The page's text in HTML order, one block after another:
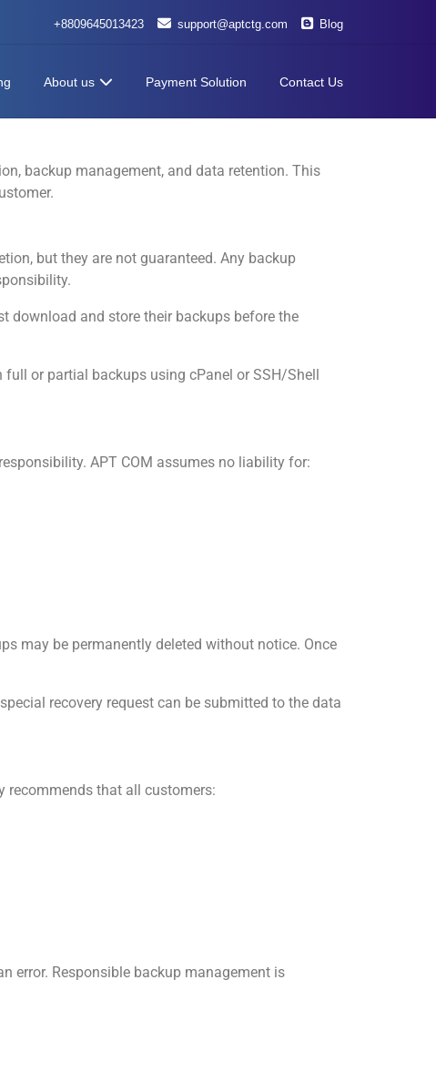
+8809645013423 support@aptctg.com Blog
About us Payment Solution Contact Us
backup management, and data retention. This
but they are not guaranteed. Any backup
download and store their backups before the
or partial backups using cPanel or SSH/Shell
APT COM assumes no liability for:
may be permanently deleted without notice. Once
recovery request can be submitted to the data
recommends that all customers:
error. Responsible backup management is